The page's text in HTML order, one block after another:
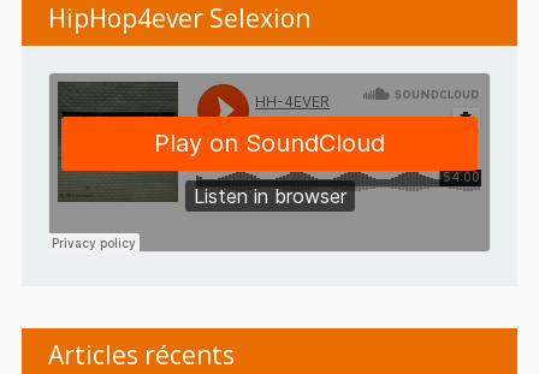
HipHop4ever Selexion
Articles récents